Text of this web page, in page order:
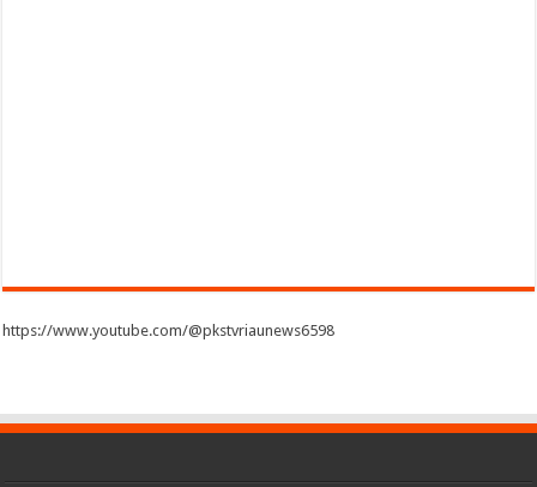
https://www.youtube.com/@pkstvriaunews6598